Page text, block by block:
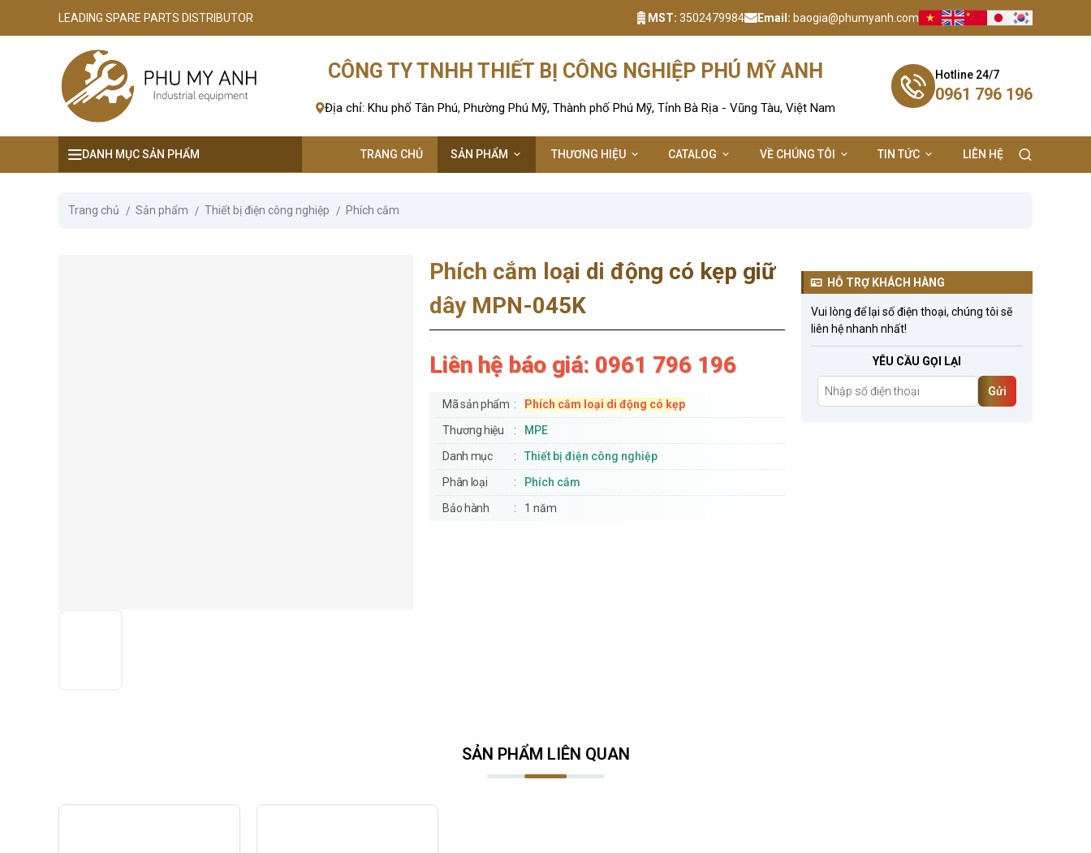
LEADING SPARE PARTS DISTRIBUTOR MST: 3502479984 Email: baogia@phumyanh.com
CÔNG TY TNHH THIẾT BỊ CÔNG NGHIỆP PHÚ MỸ ANH
Địa chỉ: Khu phố Tân Phú, Phường Phú Mỹ, Thành phố Phú Mỹ, Tỉnh Bà Rịa - Vũng Tàu, Việt Nam
Hotline 24/7
0961 796 196
DANH MỤC SẢN PHẨM TRANG CHỦ SẢN PHẨM THƯƠNG HIỆU CATALOG VỀ CHÚNG TÔI TIN TỨC LIÊN HỆ
Trang chủ Sản phẩm Thiết bị điện công nghiệp Phích cắm
Phích cắm loại di động có kẹp giữ
dây MPN-045K
Liên hệ báo giá: 0961 796 196
Mã sản phẩm
Phích cắm loại di động có kẹp
Thương hiệu
MPE
Danh mục
Thiết bị điện công nghiệp
Phân loại
Phích cắm
Bảo hành
1 năm
HỖ TRỢ KHÁCH HÀNG
Vui lòng để lại số điện thoại, chúng tôi sẽ
liên hệ nhanh nhất!
YÊU CẦU GỌI LẠI
Gửi
SẢN PHẨM LIÊN QUAN